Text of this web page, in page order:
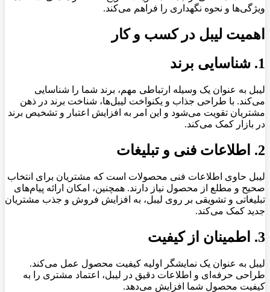
ویژگی‌ها و نحوه نگهداری را فراهم می‌کند.
اهمیت لیبل در کسب و کار
1. شناسایی برند
لیبل به عنوان یک وسیله ارتباطی مهم، برند شما را شناسایی
می‌کند. با طراحی جذاب و یکنواخت لیبل‌ها، شناخت برند در ذهن
مشتریان تقویت می‌شود و این امر به افزایش اعتبار و تشخیص برند
در بازار کمک می‌کند.
2. اطلاعات فنی و تبلیغات
لیبل حاوی اطلاعات فنی محصولات است که مشتریان برای انتخاب
صحیح و مطلع از محصول نیاز دارند. همچنین، امکان ارائه پیام‌های
تبلیغاتی و تشویقی بر روی لیبل، به افزایش فروش و جذب مشتریان
جدید کمک می‌کند.
3. اطمینان از کیفیت
لیبل به عنوان یک نمایشگر اولیه کیفیت محصول عمل می‌کند.
طراحی حرفه‌ای و اطلاعات دقیق در لیبل، اعتماد مشتری را به
کیفیت محصول شما افزایش می‌دهد.